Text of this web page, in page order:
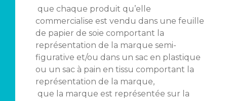
que chaque produit qu’elle
commercialise est vendu dans une feuille
de papier de soie comportant la
représentation de la marque semi-
figurative et/ou dans un sac en plastique
ou un sac à pain en tissu comportant la
représentation de la marque,
que la marque est représentée sur la